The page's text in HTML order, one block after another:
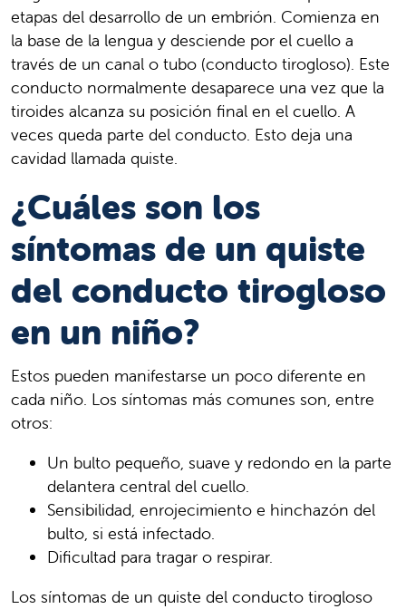
etapas del desarrollo de un embrión. Comienza en
la base de la lengua y desciende por el cuello a
través de un canal o tubo (conducto tirogloso). Este
conducto normalmente desaparece una vez que la
tiroides alcanza su posición final en el cuello. A
veces queda parte del conducto. Esto deja una
cavidad llamada quiste.
¿Cuáles son los
síntomas de un quiste
del conducto tirogloso
en un niño?
Estos pueden manifestarse un poco diferente en
cada niño. Los síntomas más comunes son, entre
otros:
Un bulto pequeño, suave y redondo en la parte
delantera central del cuello.
Sensibilidad, enrojecimiento e hinchazón del
bulto, si está infectado.
Dificultad para tragar o respirar.
Los síntomas de un quiste del conducto tirogloso